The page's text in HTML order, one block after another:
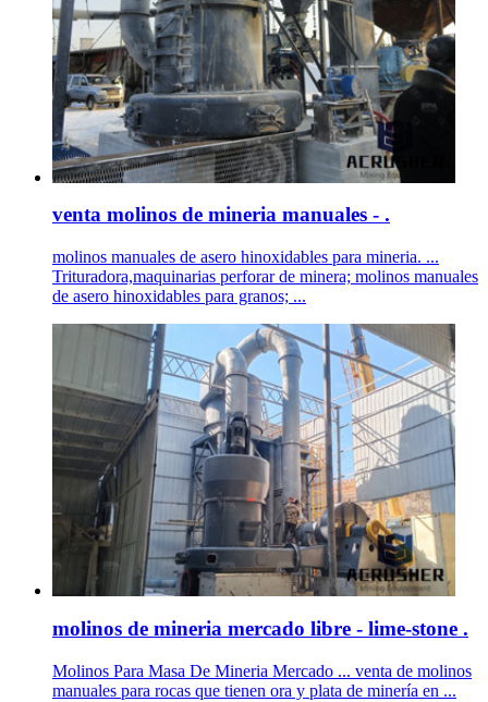
venta molinos de mineria manuales - .
molinos manuales de asero hinoxidables para mineria. ...
Trituradora,maquinarias perforar de minera; molinos manuales
de asero hinoxidables para granos; ...
molinos de mineria mercado libre - lime-stone .
Molinos Para Masa De Mineria Mercado ... venta de molinos
manuales para rocas que tienen ora y plata de minería en ...